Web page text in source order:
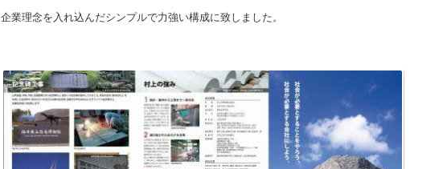
企業理念を入れ込んだシンプルで力強い構成に致しました。